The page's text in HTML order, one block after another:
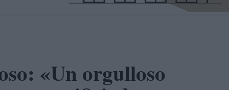
«Un orgulloso